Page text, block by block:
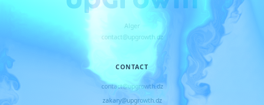
Alger
contact@upgrowth.dz
CONTACT
contact@upgrowth.dz
zakary@upgrowth.dz